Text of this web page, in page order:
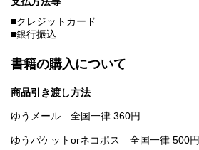
■クレジットカード
■銀行振込
書籍の購入について
商品引き渡し方法
ゆうメール 全国一律 360円
ゆうパケットorネコポス 全国一律 500円